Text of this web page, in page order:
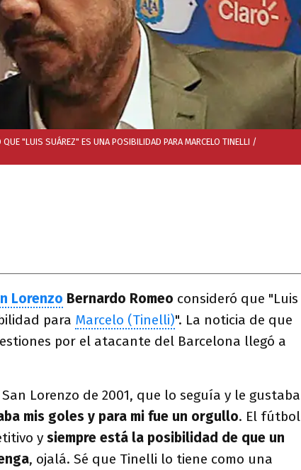
"LUIS SUÁREZ" ES UNA POSIBILIDAD PARA MARCELO TINELLI /
Lorenzo Bernardo Romeo consideró que "Luis
para Marcelo (Tinelli)". La noticia de que
por el atacante del Barcelona llegó a
Lorenzo de 2001, que lo seguía y le gustaba
mis goles y para mi fue un orgullo. El fútbol
y siempre está la posibilidad de que un
, ojalá. Sé que Tinelli lo tiene como una